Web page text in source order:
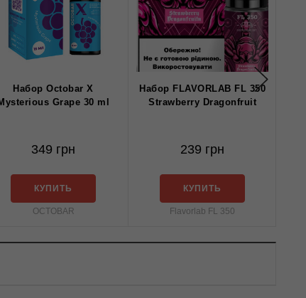
Набор Octobar X
Grape 30 ml
349 грн
КУПИТЬ
OCTOBAR
Набор FLAVORLAB FL 350
Strawberry Dragonfruit
239 грн
КУПИТЬ
Flavorlab FL 350